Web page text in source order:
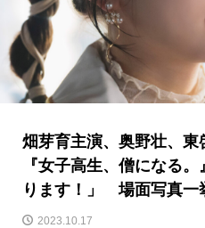
畑芽育主演、奥野壮、
『女子高生、僧になる
ります！」 場面写真一
2023.10.17